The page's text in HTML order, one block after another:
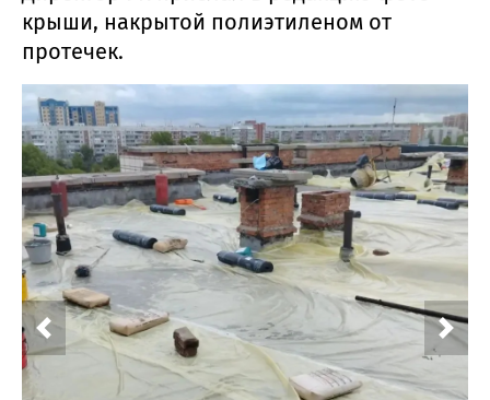
крыши, накрытой полиэтиленом от
протечек.